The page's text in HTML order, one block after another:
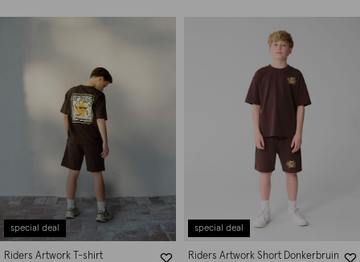
special deal
Riders Artwork T-shirt
special deal
Riders Artwork Short Donkerbruin